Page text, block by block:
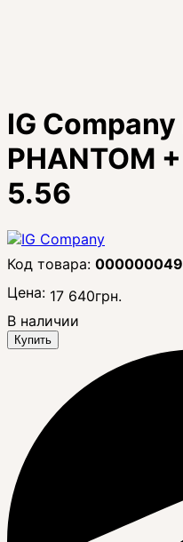
IG
PHANTOM
5.56
Цена: 17 640грн.
В наличии
Купить